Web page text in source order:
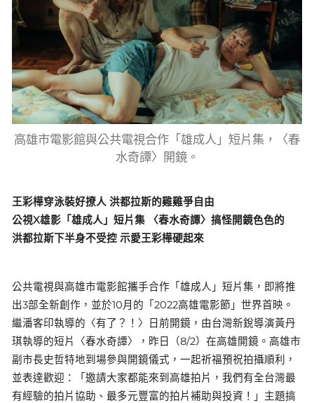
高雄市電影館與公共電視合作「雄成人」短片集，〈春
水奇譚〉開鏡。
王彩樺穿泳裝好撩人 洪都拉斯的雞雞爭自由
公視X雄影「雄成人」短片集 〈春水奇譚〉搞怪開鏡色色的
洪都拉斯下半身不受控 示愛王彩樺硬起來
公共電視與高雄市電影館攜手合作「雄成人」短片集，即將推
出3部全新創作，並於10月的「2022高雄電影節」世界首映。
繼潘客印執導的〈有了？！〉日前開鏡，由台灣新銳導演黃丹
琪執導的短片〈春水奇譚〉，昨日（8/2）在高雄開鏡。高雄市
副市長史哲特地到場參與開鏡儀式，一起祈福預祝拍攝順利，
並表達歡迎：「邀請大家都能來到高雄拍片，我們有全台灣最
有經驗的拍片協助、最多元豐富的拍片補助與投資！」主題搞